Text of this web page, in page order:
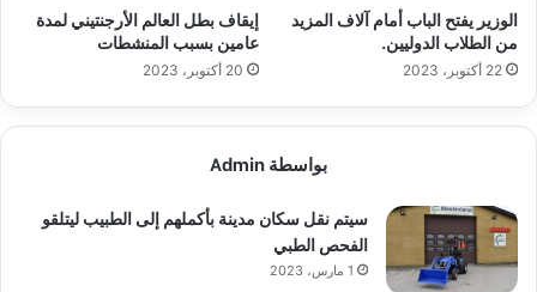
الوزير يفتح الباب أمام آلاف المزيد
من الطلاب الدوليين.
22 أكتوبر، 2023
إيقاف بطل العالم الأرجنتيني لمدة
عامين بسبب المنشطات
20 أكتوبر، 2023
بواسطة Admin
سيتم نقل سكان مدينة بأكملهم إلى الطبيب ليتلقو
الفحص الطبي
1 مارس، 2023